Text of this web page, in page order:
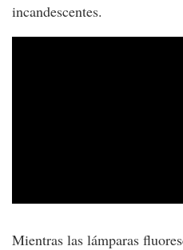
incandescentes.
Mientras las lámparas